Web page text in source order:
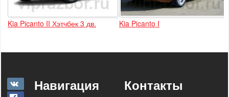
Kia Picanto II Хэтчбек 3 дв. Kia Picanto I
Навигация Контакты